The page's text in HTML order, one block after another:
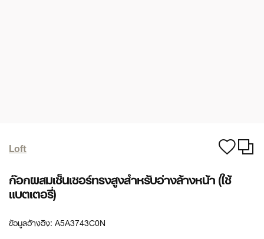
Loft
ก๊อกผสมเซ็นเซอร์ทรงสูงสำหรับอ่างล้างหน้า (ใช้
แบตเตอรี่)
ข้อมูลอ้างอิง:A5A3743C0N